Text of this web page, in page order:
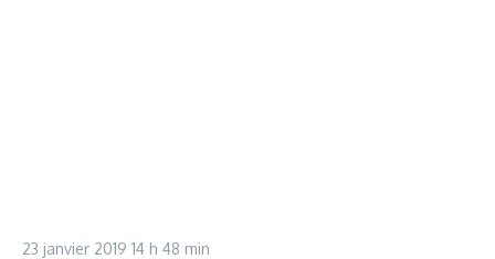
23 janvier 2019 14 h 48 min